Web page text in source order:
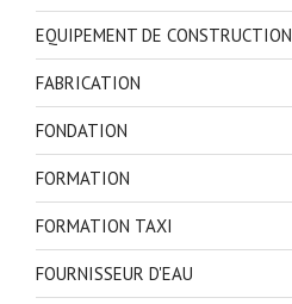
EQUIPEMENT DE CONSTRUCTION
FABRICATION
FONDATION
FORMATION
FORMATION TAXI
FOURNISSEUR D'EAU